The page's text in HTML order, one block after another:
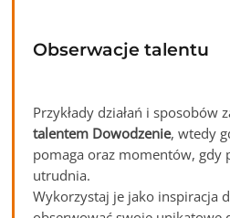
Obserwacje talentu
Przykłady działań i sposobów
talentem Dowodzenie, wtedy
pomaga oraz momentów, gdy
utrudnia.
Wykorzystaj je jako inspiracja